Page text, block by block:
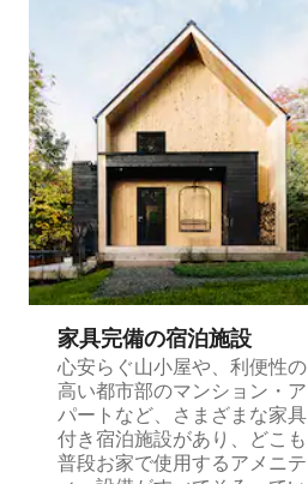
家具完備の宿⁠泊⁠施⁠設
心安らぐ山小屋や、利便性の
高い都市部のマンション・ア
パートなど、さまざまな家具
付き宿泊施設があり、どこも
普段お家で使用するアメニテ